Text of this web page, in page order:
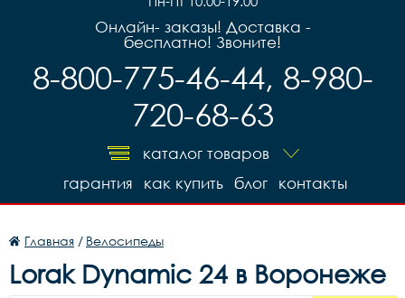
Онлайн- заказы! Доставка -
бесплатно! Звоните!
8-800-775-46-44, 8-980-
720-68-63
каталог товаров
контакты
блог
как купить
гарантия
Главная / Велосипеды
Lorak Dynamic 24 в Воронеже